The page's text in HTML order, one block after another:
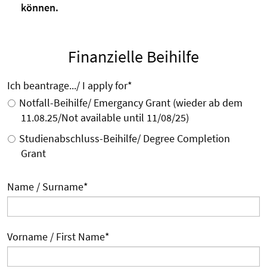
können.
Finanzielle Beihilfe
Ich beantrage.../ I apply for*
Notfall-Beihilfe/ Emergancy Grant (wieder ab dem
11.08.25/Not available until 11/08/25)
Studienabschluss-Beihilfe/ Degree Completion
Grant
Name / Surname*
Vorname / First Name*